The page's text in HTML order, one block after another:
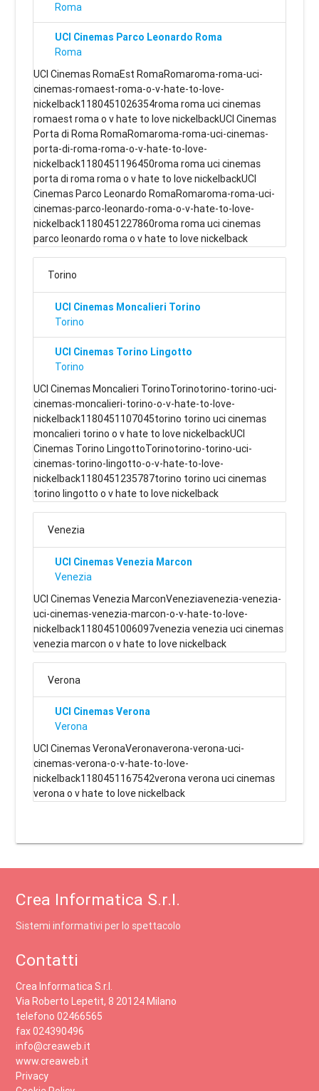
Roma
UCI Cinemas Parco Leonardo Roma
Roma
UCI Cinemas RomaEst RomaRomaroma-roma-uci-
cinemas-romaest-roma-o-v-hate-to-love-
nickelback1180451026354roma roma uci cinemas
romaest roma o v hate to love nickelbackUCI Cinemas
Porta di Roma RomaRomaroma-roma-uci-cinemas-
porta-di-roma-roma-o-v-hate-to-love-
nickelback1180451196450roma roma uci cinemas
porta di roma roma o v hate to love nickelbackUCI
Cinemas Parco Leonardo RomaRomaroma-roma-uci-
cinemas-parco-leonardo-roma-o-v-hate-to-love-
nickelback1180451227860roma roma uci cinemas
parco leonardo roma o v hate to love nickelback
Torino
UCI Cinemas Moncalieri Torino
Torino
UCI Cinemas Torino Lingotto
Torino
UCI Cinemas Moncalieri TorinoTorinotorino-torino-uci-
cinemas-moncalieri-torino-o-v-hate-to-love-
nickelback1180451107045torino torino uci cinemas
moncalieri torino o v hate to love nickelbackUCI
Cinemas Torino LingottoTorinotorino-torino-uci-
cinemas-torino-lingotto-o-v-hate-to-love-
nickelback1180451235787torino torino uci cinemas
torino lingotto o v hate to love nickelback
Venezia
UCI Cinemas Venezia Marcon
Venezia
UCI Cinemas Venezia MarconVeneziavenezia-venezia-
uci-cinemas-venezia-marcon-o-v-hate-to-love-
nickelback1180451006097venezia venezia uci cinemas
venezia marcon o v hate to love nickelback
Verona
UCI Cinemas Verona
Verona
UCI Cinemas VeronaVeronaverona-verona-uci-
cinemas-verona-o-v-hate-to-love-
nickelback1180451167542verona verona uci cinemas
verona o v hate to love nickelback
Crea Informatica S.r.l.
Sistemi informativi per lo spettacolo
Contatti
Crea Informatica S.r.l.
Via Roberto Lepetit, 8 20124 Milano
telefono 02466565
fax 024390496
info@creaweb.it
www.creaweb.it
Privacy